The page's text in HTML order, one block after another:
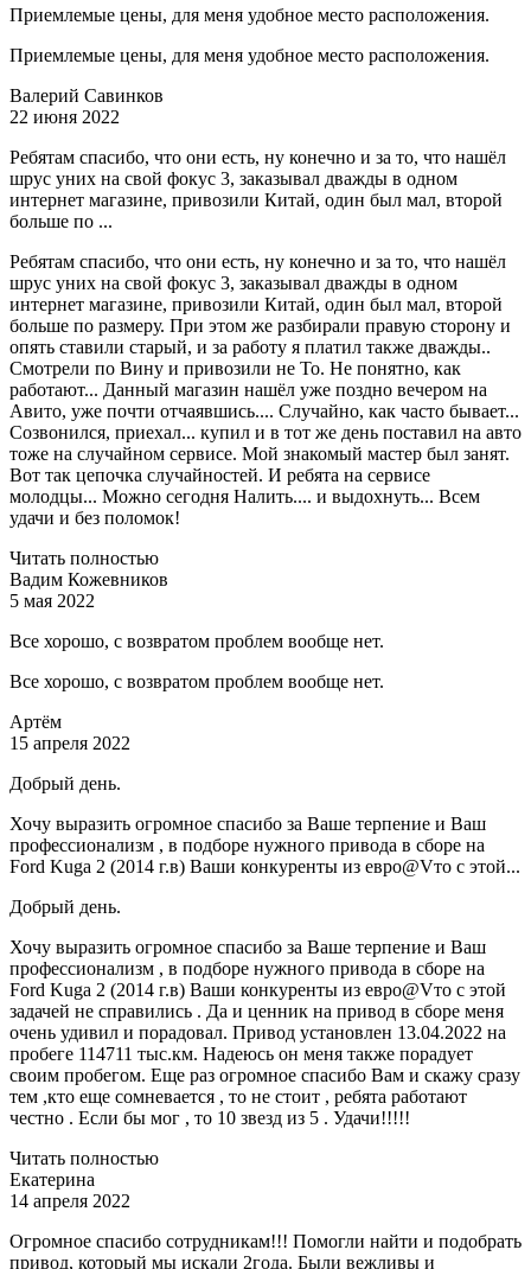
Приемлемые цены, для меня удобное место расположения.
Приемлемые цены, для меня удобное место расположения.
Валерий Савинков
22 июня 2022
Ребятам спасибо, что они есть, ну конечно и за то, что нашёл
шрус уних на свой фокус 3, заказывал дважды в одном
интернет магазине, привозили Китай, один был мал, второй
больше по ...
Ребятам спасибо, что они есть, ну конечно и за то, что нашёл
шрус уних на свой фокус 3, заказывал дважды в одном
интернет магазине, привозили Китай, один был мал, второй
больше по размеру. При этом же разбирали правую сторону и
опять ставили старый, и за работу я платил также дважды..
Смотрели по Вину и привозили не То. Не понятно, как
работают... Данный магазин нашёл уже поздно вечером на
Авито, уже почти отчаявшись.... Случайно, как часто бывает...
Созвонился, приехал... купил и в тот же день поставил на авто
тоже на случайном сервисе. Мой знакомый мастер был занят.
Вот так цепочка случайностей. И ребята на сервисе
молодцы... Можно сегодня Налить.... и выдохнуть... Всем
удачи и без поломок!
Читать полностью
Вадим Кожевников
5 мая 2022
Все хорошо, с возвратом проблем вообще нет.
Все хорошо, с возвратом проблем вообще нет.
Артём
15 апреля 2022
Добрый день.
Хочу выразить огромное спасибо за Ваше терпение и Ваш
профессионализм , в подборе нужного привода в сборе на
Ford Kuga 2 (2014 г.в) Ваши конкуренты из евро@Vто с этой...
Добрый день.
Хочу выразить огромное спасибо за Ваше терпение и Ваш
профессионализм , в подборе нужного привода в сборе на
Ford Kuga 2 (2014 г.в) Ваши конкуренты из евро@Vто с этой
задачей не справились . Да и ценник на привод в сборе меня
очень удивил и порадовал. Привод установлен 13.04.2022 на
пробеге 114711 тыс.км. Надеюсь он меня также порадует
своим пробегом. Еще раз огромное спасибо Вам и скажу сразу
тем ,кто еще сомневается , то не стоит , ребята работают
честно . Если бы мог , то 10 звезд из 5 . Удачи!!!!!
Читать полностью
Екатерина
14 апреля 2022
Огромное спасибо сотрудникам!!! Помогли найти и подобрать
привод, который мы искали 2года. Были вежливы и